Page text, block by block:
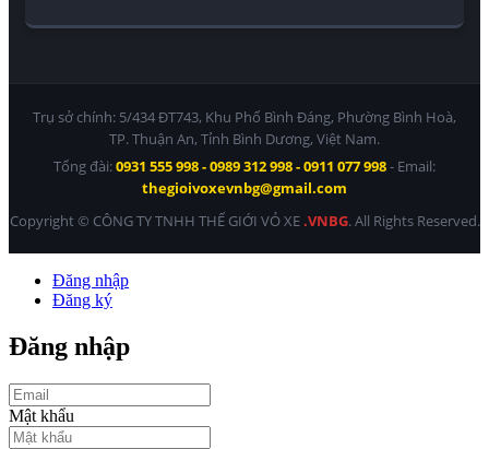
Trụ sở chính: 5/434 ĐT743, Khu Phố Bình Đáng, Phường Bình Hoà,
TP. Thuận An, Tỉnh Bình Dương, Việt Nam.
Tổng đài:0931 555 998 - 0989 312 998 - 0911 077 998- Email:
thegioivoxevnbg@gmail.com
Copyright © CÔNG TY TNHH THẾ GIỚI VỎ XE.VNBG. All Rights Reserved.
Đăng nhập
Đăng ký
Đăng nhập
Mật khẩu